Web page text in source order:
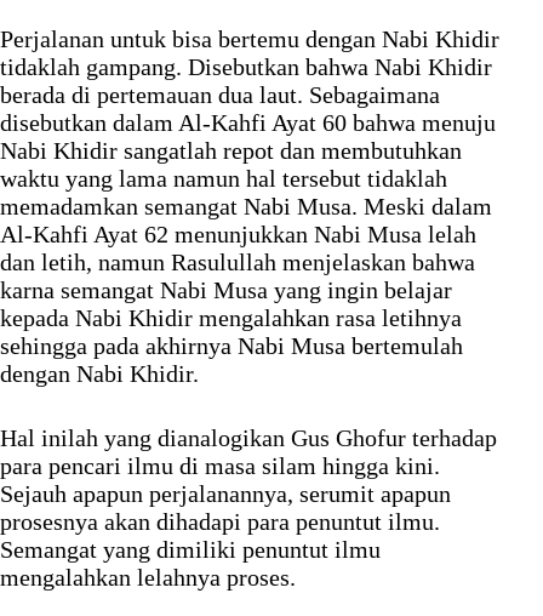
Perjalanan untuk bisa bertemu dengan Nabi Khidir
tidaklah gampang. Disebutkan bahwa Nabi Khidir
berada di pertemauan dua laut. Sebagaimana
disebutkan dalam Al-Kahfi Ayat 60 bahwa menuju
Nabi Khidir sangatlah repot dan membutuhkan
waktu yang lama namun hal tersebut tidaklah
memadamkan semangat Nabi Musa. Meski dalam
Al-Kahfi Ayat 62 menunjukkan Nabi Musa lelah
dan letih, namun Rasulullah menjelaskan bahwa
karna semangat Nabi Musa yang ingin belajar
kepada Nabi Khidir mengalahkan rasa letihnya
sehingga pada akhirnya Nabi Musa bertemulah
dengan Nabi Khidir.
Hal inilah yang dianalogikan Gus Ghofur terhadap
para pencari ilmu di masa silam hingga kini.
Sejauh apapun perjalanannya, serumit apapun
prosesnya akan dihadapi para penuntut ilmu.
Semangat yang dimiliki penuntut ilmu
mengalahkan lelahnya proses.